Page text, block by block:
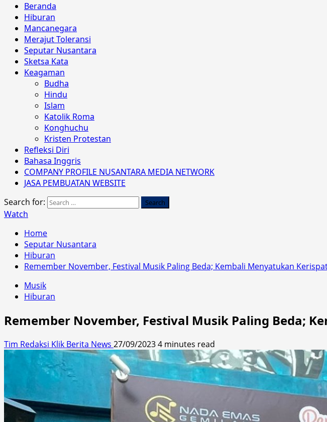
Beranda
Hiburan
Mancanegara
Merajut Toleransi
Seputar Nusantara
Sketsa Kata
Keagaman
Budha
Hindu
Islam
Katolik Roma
Konghuchu
Kristen Protestan
Refleksi Diri
Bahasa Inggris
COMPANY PROFILE NUSANTARA MEDIA NETWORK
JASA PEMBUATAN WEBSITE
Search for:
Watch
Home
Seputar Nusantara
Hiburan
Remember November, Festival Musik Paling Beda; Kembali Menyatukan
Musik
Hiburan
Remember November, Festival Musik Paling Beda;
Tim Redaksi Klik Berita News 27/09/20234 minutes read